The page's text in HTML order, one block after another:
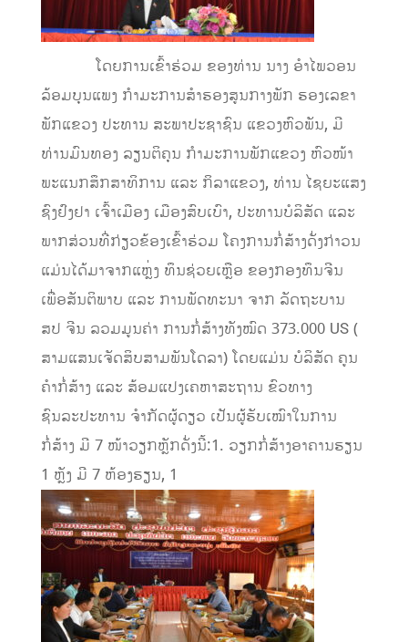
ໂດຍການເຂົ້າຮ່ວມ ຂອງທ່ານ ນາງ ອຳໄພວອນ
ລ້ອມບຸນແພງ ກຳມະການສຳຮອງສູນກາງພັກ ຮອງເລຂາ
ພັກແຂວງ ປະທານ ສະພາປະຊາຊົນ ແຂວງຫົວພັນ, ມີ
ທ່ານມົນທອງ ລຽນຕິຄຸນ ກຳມະການພັກແຂວງ ຫົວໜ້າ
ພະແນກສຶກສາທິການ ແລະ ກິລາແຂວງ, ທ່ານ ໄຊຍະແສງ
ຊົງຢົງຢາ ເຈົ້າເມືອງ ເມືອງສົບເບົາ, ປະທານບໍລິສັດ ແລະ
ພາກສ່ວນທີ່ກ່ຽວຂ້ອງເຂົ້າຮ່ວມ ໂຄງການກໍ່ສ້າງດັ່ງກ່າວນ
ແມ່ນໄດ້ມາຈາກແຫຼ່ງ ທຶນຊ່ວຍເຫຼືອ ຂອງກອງທຶນຈີນ
ເພື່ອສັນຕິພາບ ແລະ ການພັດທະນາ ຈາກ ລັດຖະບານ
ສປ ຈີນ ລວມມູນຄ່າ ການກໍ່ສ້າງທັງໝົດ 373.000 US (
ສາມແສນເຈັດສິບສາມພັນໂດລາ) ໂດຍແມ່ນ ບໍລິສັດ ຄູນ
ຄໍາກໍ່ສ້າງ ແລະ ສ້ອມແປງເຄຫາສະຖານ ຂົວທາງ
ຊົນລະປະທານ ຈຳກັດຜູ້ດຽວ ເປັນຜູ້ຮັບເໝົາໃນການ
ກໍ່ສ້າງ ມີ 7 ໜ້າວຽກຫຼັກດັ່ງນີ້:1. ວຽກກໍ່ສ້າງອາຄານຮຽນ
1 ຫຼັງ ມີ 7 ຫ້ອງຮຽນ, 1